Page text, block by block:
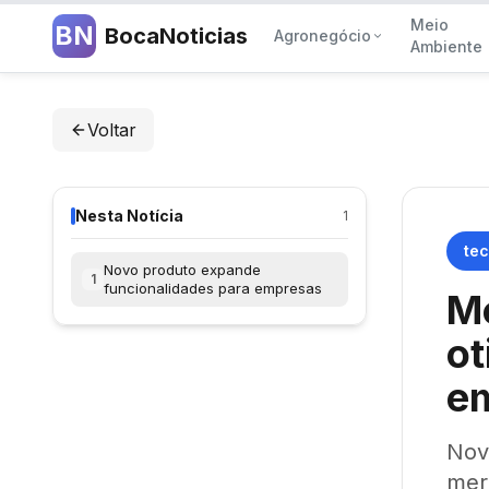
BN BocaNoticias Agronegócio
Meio
Ambiente
Voltar
Nesta Notícia 1
1
Novo produto expande
funcionalidades para empresas